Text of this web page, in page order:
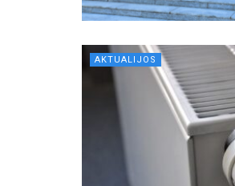
AKTUALIJOS